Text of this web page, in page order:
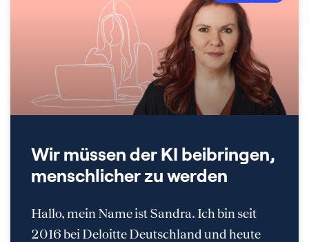
Wir müssen der KI beibringen,
menschlicher zu werden
Hallo, mein Name ist Sandra. Ich bin seit
2016 bei Deloitte Deutschland und heute